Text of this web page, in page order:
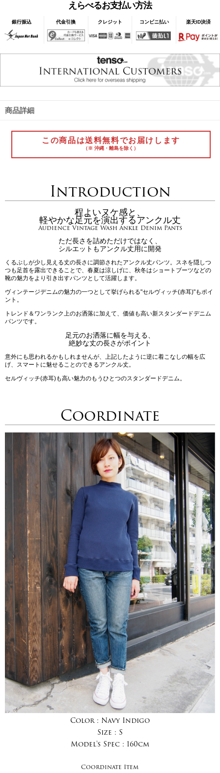
えらべるお支払い方法
銀行振込 代金引換 クレジット コンビニ払い 楽天ID決済
商品詳細
この商品は送料無料でお届けします
（※ 沖縄・離島を除く）
Introduction
程よいヌケ感と、
軽やかな足元を演出するアンクル丈
Audience Vintage Wash Ankle Denim Pants
ただ長さを詰めただけではなく、
シルエットもアンクル丈用に開発
くるぶしが少し見える丈の長さに調節されたアンクル丈パンツ。スネを隠しつ
つも足首を露出できることで、春夏は涼しげに、秋冬はショートブーツなどの
靴の魅力をより引き出すパンツとして活躍します。
ヴィンテージデニムの魅力の一つとして挙げられる"セルヴィッチ(赤耳)"もポイ
ント。
トレンド＆ワンランク上のお洒落に加えて、価値も高い新スタンダードデニム
パンツです。
足元のお洒落に幅を与える、
絶妙な丈の長さがポイント
意外にも思われるかもしれませんが、上記したように逆に着こなしの幅を広
げ、スマートに魅せることのできるアンクル丈。
セルヴィッチ(赤耳)も高い魅力のもうひとつのスタンダードデニム。
Coordinate
Color : Navy Indigo
Size : S
Model's Spec : 160cm
Coordinate Item